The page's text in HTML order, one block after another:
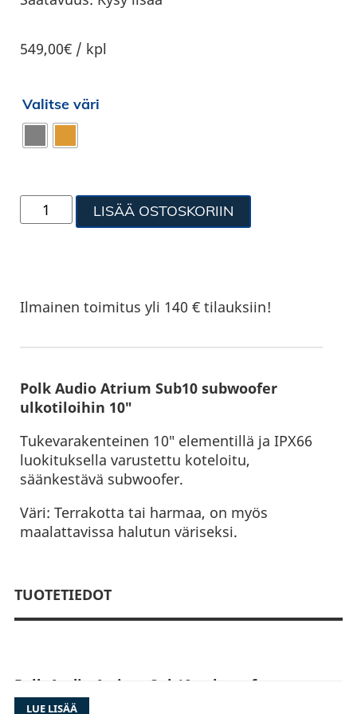
549,00€ / kpl
Valitse väri
LISÄÄ OSTOSKORIIN
Ilmainen toimitus yli 140 € tilauksiin!
Polk Audio Atrium Sub10 subwoofer
ulkotiloihin 10″
Tukevarakenteinen 10″ elementillä ja IPX66
luokituksella varustettu koteloitu,
säänkestävä subwoofer.
Väri: Terrakotta tai harmaa, on myös
maalattavissa halutun väriseksi.
TUOTETIEDOT
Polk Audio Atrium Sub10 subwoofer
ulkotiloihin
LUE LISÄÄ